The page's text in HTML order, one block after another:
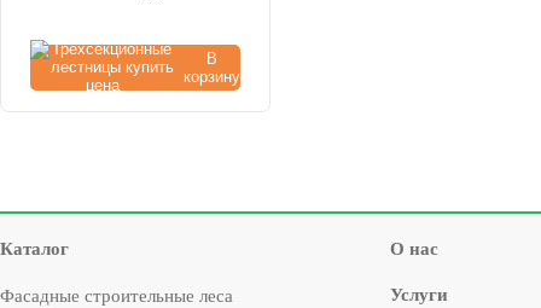
В
корзину
Каталог
Фасадные строительные леса
О нас
Услуги